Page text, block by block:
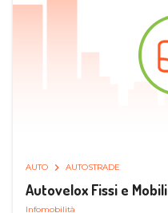
AUTO AUTOSTRADE
Autovelox Fissi e
Infomobilità